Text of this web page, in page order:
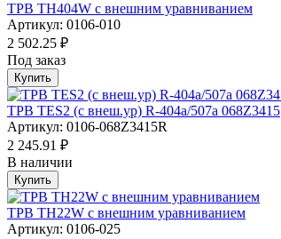
ТРВ TH404W с внешним уравниванием
Артикул: 0106-010
2 502.25 ₽
Под заказ
Купить
ТРВ TES2 (с внеш.ур) R-404a/507а 068Z3415
Артикул: 0106-068Z3415R
2 245.91 ₽
В наличии
Купить
ТРВ TH22W с внешним уравниванием
Артикул: 0106-025